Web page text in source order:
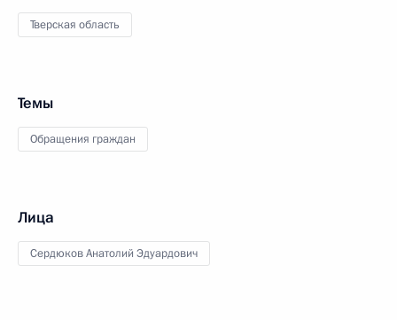
Тверская область
Темы
Обращения граждан
Лица
Сердюков Анатолий Эдуардович